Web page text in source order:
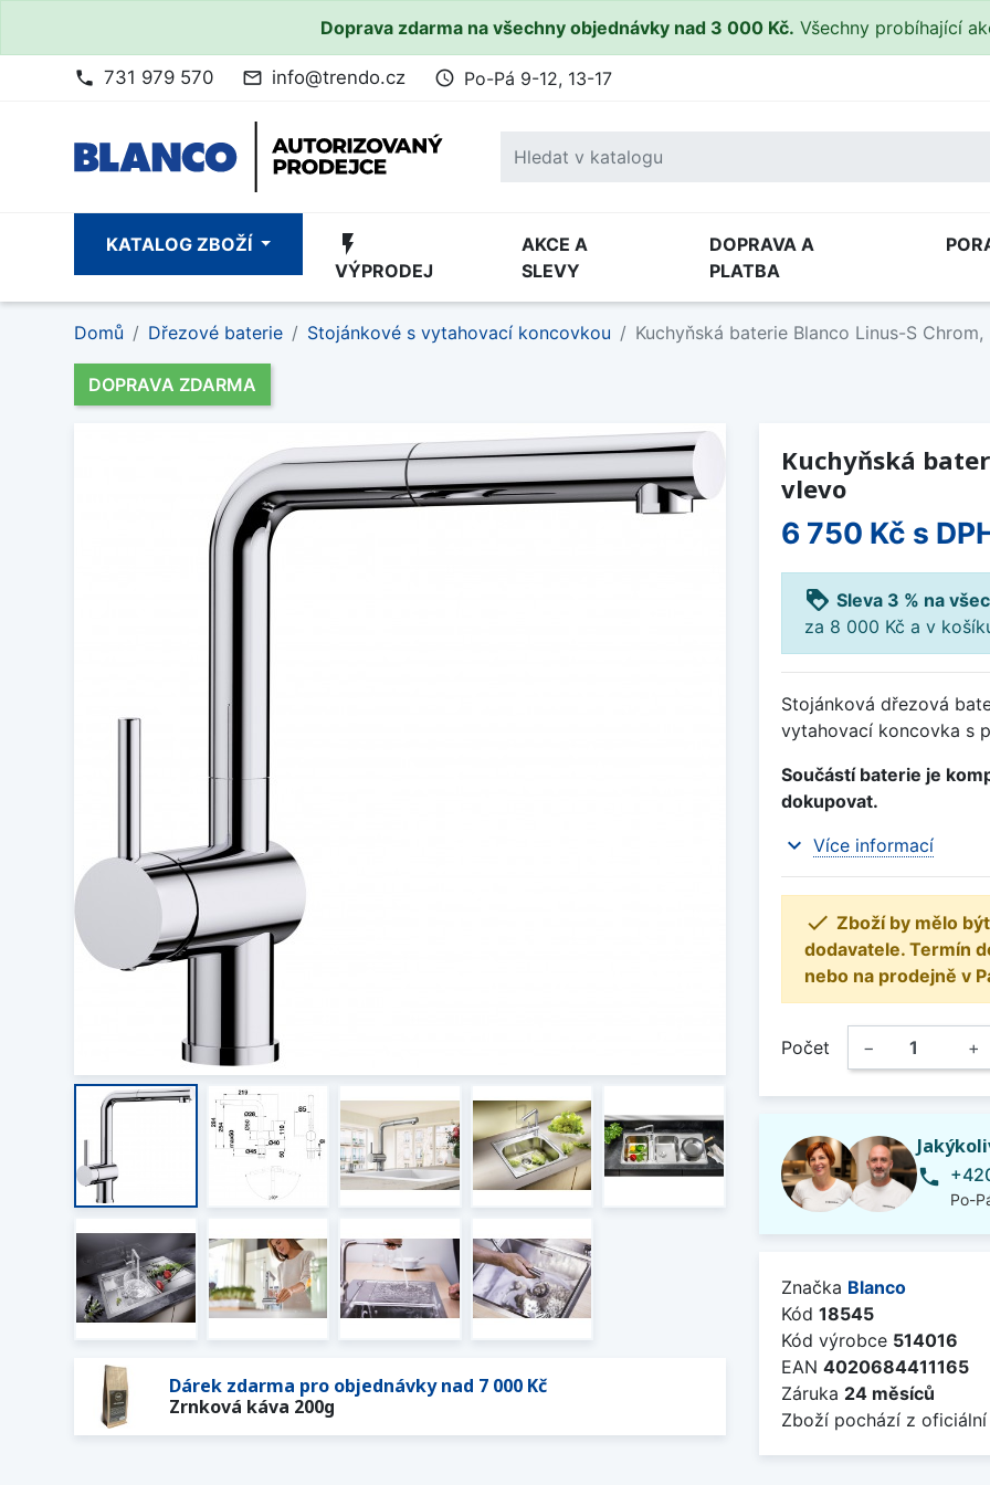
Doprava zdarma na všechny objednávky nad 3 000 Kč. Všechny probíhající
phone 731 979 570 mail_outline info@trendo.cz access_time Po-Pá 9-12, 13-17
KATALOG ZBOŽÍ flash_on
VÝPRODEJ
AKCE A
SLEVY
DOPRAVA A
PLATBA
Domů Dřezové baterie Stojánkové s vytahovací koncovkou Kuchyňská baterie Blanco Linus-S
DOPRAVA ZDARMA
Dárek zdarma pro objednávky nad 7 000 Kč
Zrnková káva 200g
Kuchyňská
vlevo
6 750 Kč s
loyalty Sleva 3 % na
za 8 000 Kč a v
Stojánková dřezová
vytahovací koncovka s
Součástí baterie je
dokupovat.
expand_more Více informací
 Zboží by mělo
dodavatele. Termín
nebo na prodejně v
Počet − +
phone
Po-
Značka Blanco
Kód 18545
Kód výrobce 514016
EAN 4020684411165
Záruka 24 měsíců
Zboží pochází z